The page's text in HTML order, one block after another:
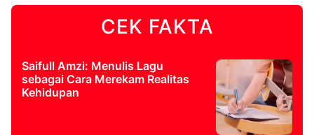
CEK FAKTA
Saifull Amzi: Menulis Lagu
sebagai Cara Merekam Realitas
Kehidupan